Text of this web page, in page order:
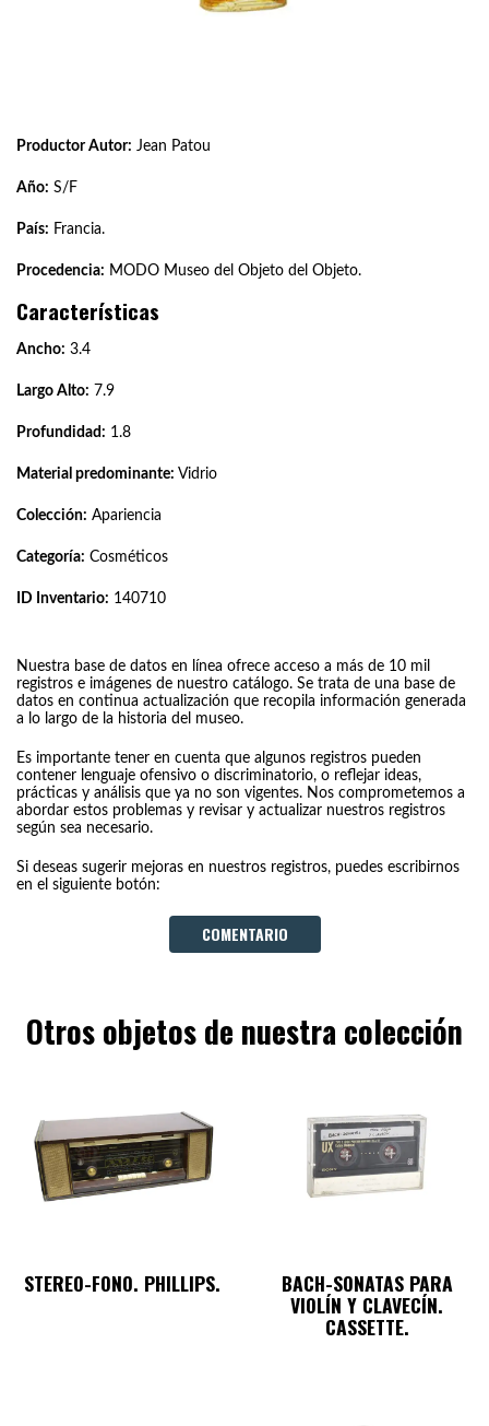
Productor Autor: Jean Patou
Año: S/F
País: Francia.
Procedencia: MODO Museo del Objeto del Objeto.
Características
Ancho: 3.4
Largo Alto: 7.9
Profundidad: 1.8
Material predominante: Vidrio
Colección: Apariencia
Categoría: Cosméticos
ID Inventario: 140710
Nuestra base de datos en línea ofrece acceso a más de 10 mil
registros e imágenes de nuestro catálogo. Se trata de una base de
datos en continua actualización que recopila información generada
a lo largo de la historia del museo.
Es importante tener en cuenta que algunos registros pueden
contener lenguaje ofensivo o discriminatorio, o reflejar ideas,
prácticas y análisis que ya no son vigentes. Nos comprometemos a
abordar estos problemas y revisar y actualizar nuestros registros
según sea necesario.
Si deseas sugerir mejoras en nuestros registros, puedes escribirnos
en el siguiente botón:
COMENTARIO
Otros objetos de nuestra colección
STEREO-FONO. PHILLIPS. BACH-SONATAS PARA
VIOLÍN Y CLAVECÍN.
CASSETTE.